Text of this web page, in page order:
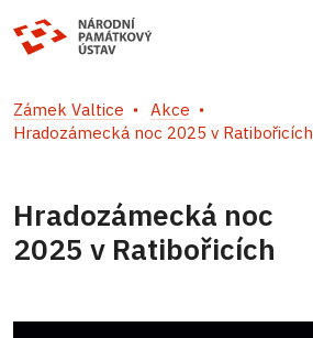
Zámek Valtice
Akce
Hradozámecká noc 2025 v Ratibořicích
Hradozámecká noc
2025 v Ratibořicích